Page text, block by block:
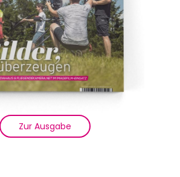
Zur Ausgabe